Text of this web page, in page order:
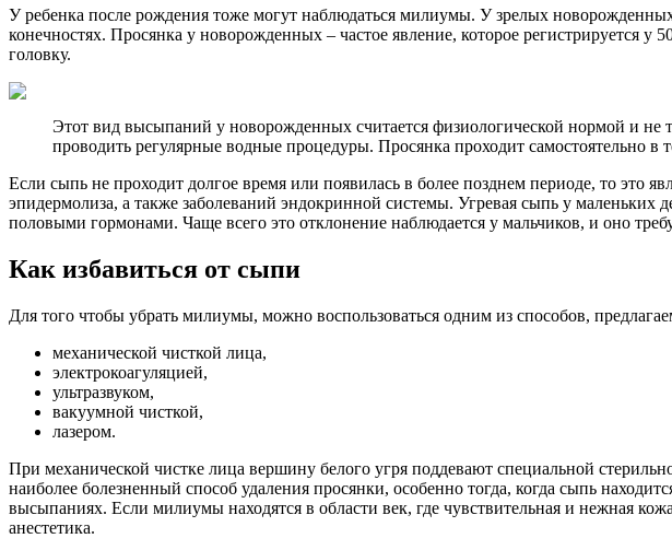
У ребенка после рождения тоже могут наблюдаться милиумы. У зрелых
конечностях. Просянка у новорожденных – частое явление, которое регистрируется
головку.
Этот вид высыпаний у новорожденных считается физиологической нормой и не
проводить регулярные водные процедуры. Просянка проходит самостоятельно в
Если сыпь не проходит долгое время или появилась в более позднем периоде, то это
эпидермолиза, а также заболеваний эндокринной системы. Угревая сыпь у маленьких
половыми гормонами. Чаще всего это отклонение наблюдается у мальчиков, и оно
Как избавиться от сыпи
Для того чтобы убрать милиумы, можно воспользоваться одним из способов,
механической чисткой лица,
электрокоагуляцией,
ультразвуком,
вакуумной чисткой,
лазером.
При механической чистке лица вершину белого угря поддевают специальной
наиболее болезненный способ удаления просянки, особенно тогда, когда сыпь
высыпаниях. Если милиумы находятся в области век, где чувствительная и нежная
анестетика.